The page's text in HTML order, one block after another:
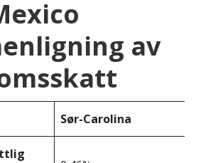
av
Sør-Carolina